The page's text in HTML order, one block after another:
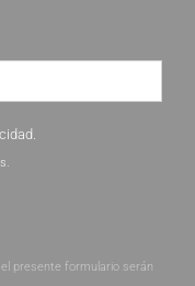
.
presente formulario serán